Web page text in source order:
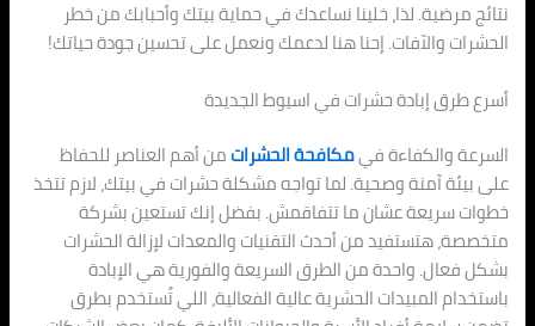
نتائج مرضية. لذا، خلينا نساعدك في حماية بيتك وأحبابك من خطر
الحشرات والآفات. إحنا هنا لدعمك ونعمل على تحسين جودة حياتك!
أسرع طرق إبادة حشرات في اسيوط الجديدة
السرعة والكفاءة فيمكافحة الحشراتمن أهم العناصر للحفاظ
على بيئة آمنة وصحية. لما تواجه مشكلة حشرات في بيتك، لازم تتخذ
خطوات سريعة عشان ما تتفاقمش. بفضل إنك تستعين بشركة
متخصصة، هتستفيد من أحدث التقنيات والمعدات لإزالة الحشرات
بشكل فعال. واحدة من الطرق السريعة والفورية هي الإبادة
باستخدام المبيدات الحشرية عالية الفعالية، اللي تُستخدم بطرق